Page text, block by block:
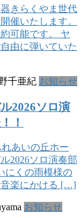
きらくやま世代
催いたします。
可能です。 ヤ
由に弾いていた
千亜紀 お知らせ
！
あいの丘ホー
2026ソロ演奏部
にくの雨模様の
音楽にかける […]
お知らせ